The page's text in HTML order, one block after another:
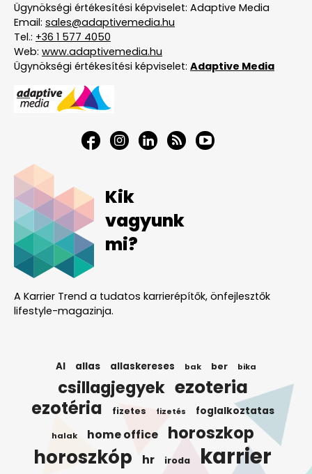
Ügynökségi értékesítési képviselet: Adaptive Media
Email: sales@adaptivemedia.hu
Tel.: +36 1 577 4050
Web: www.adaptivemedia.hu
Ügynökségi értékesítési képviselet: Adaptive Media
Kik
vagyunk
mi?
A Karrier Trend a tudatos karrierépítők, önfejlesztők
lifestyle-magazinja.
AI allas allaskereses bak ber bika
csillagjegyek ezoteria
ezotéria fizetes fizetés foglalkoztatas
halak home office horoszkop
horoszkóp hr iroda karrier